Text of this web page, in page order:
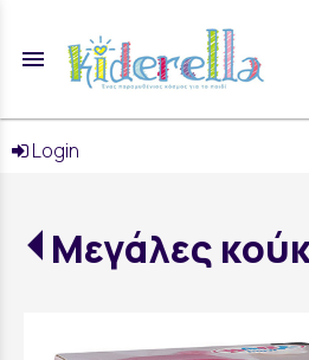
menu
Login
Μεγάλες